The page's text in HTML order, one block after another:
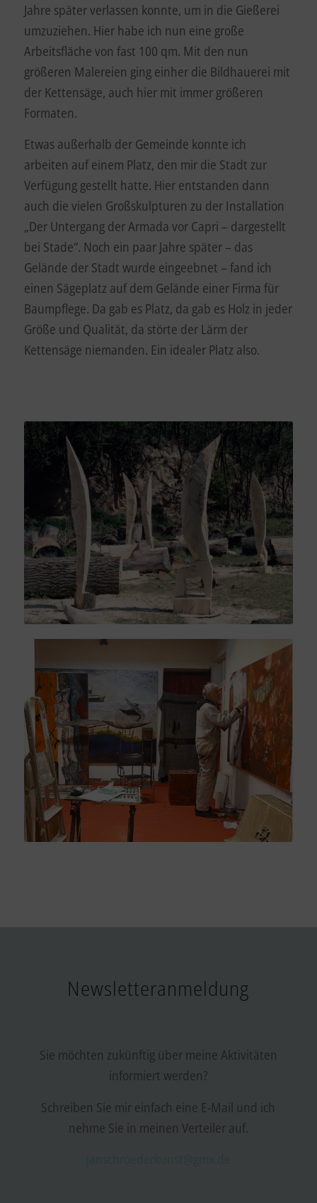
Jahre später verlassen konnte, um in die Gießerei
umzuziehen. Hier habe ich nun eine große
Arbeitsfläche von fast 100 qm. Mit den nun
größeren Malereien ging einher die Bildhauerei mit
der Kettensäge, auch hier mit immer größeren
Formaten.
Etwas außerhalb der Gemeinde konnte ich
arbeiten auf einem Platz, den mir die Stadt zur
Verfügung gestellt hatte. Hier entstanden dann
auch die vielen Großskulpturen zu der Installation
„Der Untergang der Armada vor Capri – dargestellt
bei Stade“. Noch ein paar Jahre später – das
Gelände der Stadt wurde eingeebnet – fand ich
einen Sägeplatz auf dem Gelände einer Firma für
Baumpflege. Da gab es Platz, da gab es Holz in jeder
Größe und Qualität, da störte der Lärm der
Kettensäge niemanden. Ein idealer Platz also.
Newsletteranmeldung
Sie möchten zukünftig über meine Aktivitäten
informiert werden?
Schreiben Sie mir einfach eine E-Mail und ich
nehme Sie in meinen Verteiler auf.